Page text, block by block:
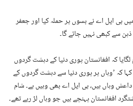
بی ایل اے نے بسوں پر حملہ کیا اور جعفر
سے کبھی نہیں جائے گا۔
کہ افغانستان پوری دنیا کے دہشت گردوں
کہ ’وہاں پر پوری دنیا سے دہشت گردوں کے
داعش وہاں ہیں، بی ایل اے بھی وہیں ہے۔ شام
افغانستان پہنچے ہیں جو وہاں لڑ رہے تھے۔